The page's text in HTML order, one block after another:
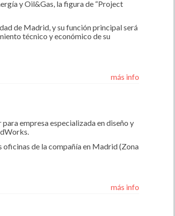
y Oil&Gas, la figura de “Project
de Madrid, y su función principal será
técnico y económico de su
más info
empresa especializada en diseño y
oficinas de la compañía en Madrid (Zona
más info